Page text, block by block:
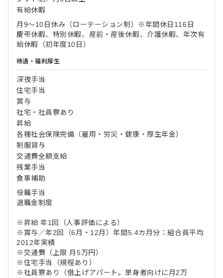
有給休暇
月9～10日休み（ローテーション制）※年間休日116日
慶弔休暇、特別休暇、産前・産後休暇、介護休暇、年次有
給休暇（初年度10日）
待遇・福利厚生
深夜手当
住宅手当
賞与
社宅・社員寮あり
昇給
各種社会保険完備（雇用・労災・健康・厚生年金）
制服貸与
交通費全額支給
残業手当
食事補助
役職手当
退職金制度
※昇給 年1回（人事評価による）
※賞与／年2回（6月・12月）年間5.4カ月分：組合員平均
2012年実績
※交通費（上限 月5万円）
※住宅手当（規程あり）
※社員寮あり（借上げアパート。単身者向けに月2万